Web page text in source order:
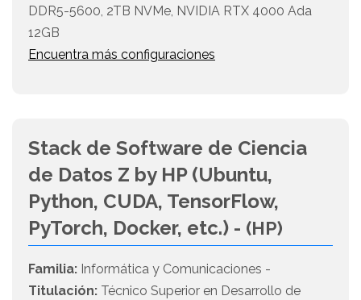
DDR5-5600, 2TB NVMe, NVIDIA RTX 4000 Ada
12GB
Encuentra más configuraciones
Stack de Software de Ciencia
de Datos Z by HP (Ubuntu,
Python, CUDA, TensorFlow,
PyTorch, Docker, etc.) - (HP)
Familia: Informática y Comunicaciones -
Titulación: Técnico Superior en Desarrollo de